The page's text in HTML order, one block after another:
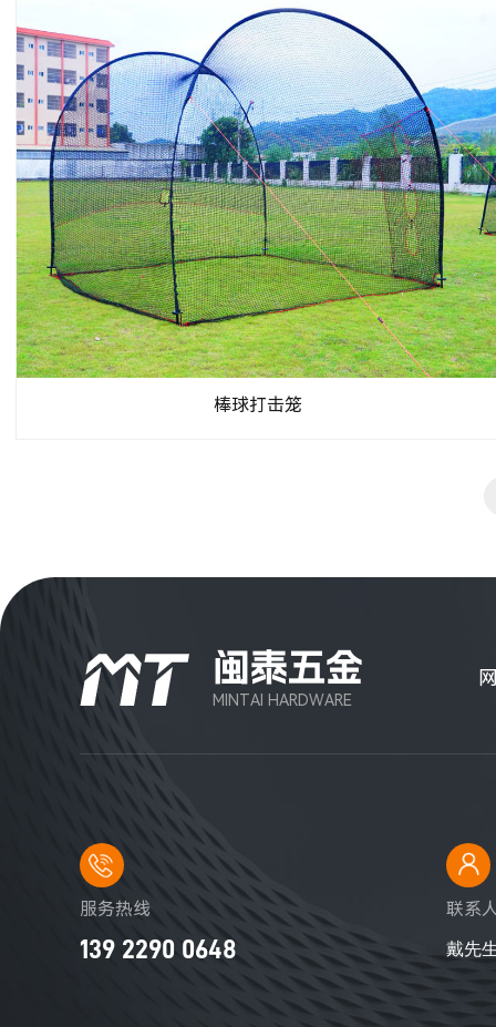
棒球打击笼
闽泰五金
MINTAI HARDWARE
服务热线
139 2290 0648
联系
戴先